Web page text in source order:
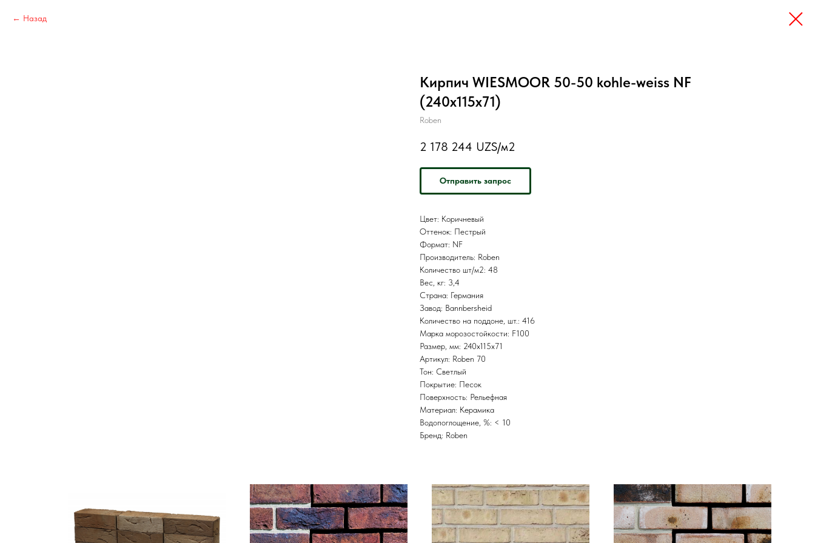
Назад
Кирпич WIESMOOR 50-50 kohle-weiss NF
(240x115x71)
Roben
2 178 244 UZS/м2
Отправить запрос
Цвет: Коричневый
Оттенок: Пестрый
Формат: NF
Производитель: Roben
Количество шт/м2: 48
Вес, кг: 3,4
Страна: Германия
Завод: Bannbersheid
Количество на поддоне, шт.: 416
Марка морозостойкости: F100
Размер, мм: 240x115x71
Артикул: Roben 70
Тон: Светлый
Покрытие: Песок
Поверхность: Рельефная
Материал: Керамика
Водопоглощение, %: < 10
Бренд: Roben